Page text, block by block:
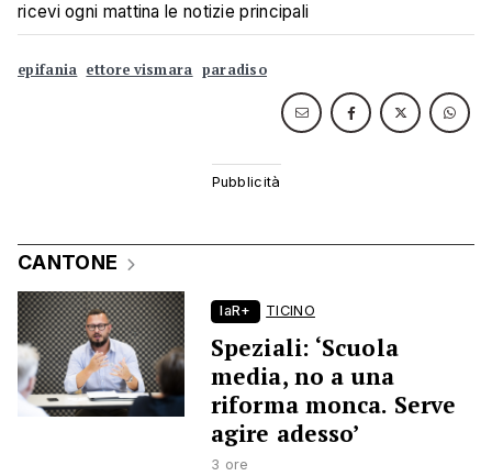
ricevi ogni mattina le notizie principali
epifania ettore vismara paradiso
CANTONE
laR+ TICINO
Speziali: ‘Scuola
media, no a una
riforma monca. Serve
agire adesso’
3 ore